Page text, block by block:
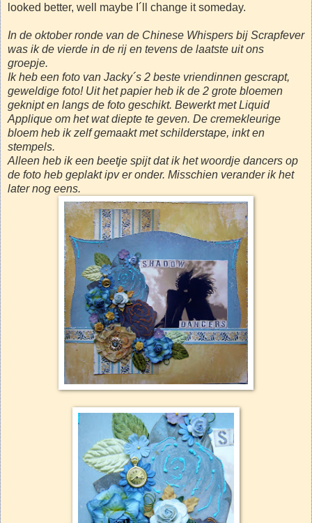
looked better, well maybe I´ll change it someday.
In de oktober ronde van de Chinese Whispers bij Scrapfever
was ik de vierde in de rij en tevens de laatste uit ons
groepje.
Ik heb een foto van Jacky´s 2 beste vriendinnen gescrapt,
geweldige foto! Uit het papier heb ik de 2 grote bloemen
geknipt en langs de foto geschikt. Bewerkt met Liquid
Applique om het wat diepte te geven. De cremekleurige
bloem heb ik zelf gemaakt met schilderstape, inkt en
stempels.
Alleen heb ik een beetje spijt dat ik het woordje dancers op
de foto heb geplakt ipv er onder. Misschien verander ik het
later nog eens.